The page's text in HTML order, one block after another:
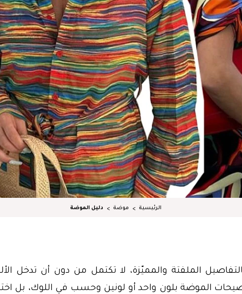
الرئيسية موضة دليل الموضة
الملفتة والمميّزة، لا تكتمل من دون أن تدخل
الموضة بلون واحد أو لونين وحسب في اللوك، بل